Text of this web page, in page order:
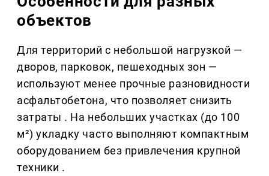
объектов
Для территорий с небольшой нагрузкой —
дворов, парковок, пешеходных зон —
используют менее прочные разновидности
асфальтобетона, что позволяет снизить
затраты . На небольших участках (до 100
м²) укладку часто выполняют компактным
оборудованием без привлечения крупной
техники .